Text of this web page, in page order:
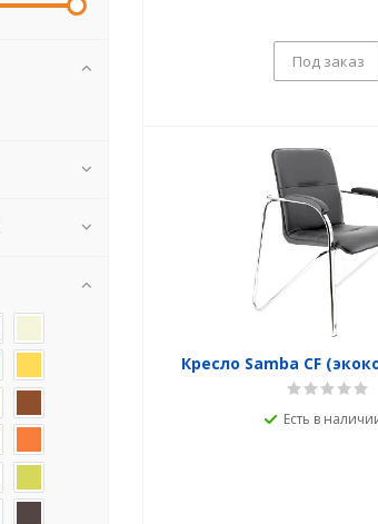
Под заказ
Кресло Samba CF
Есть в